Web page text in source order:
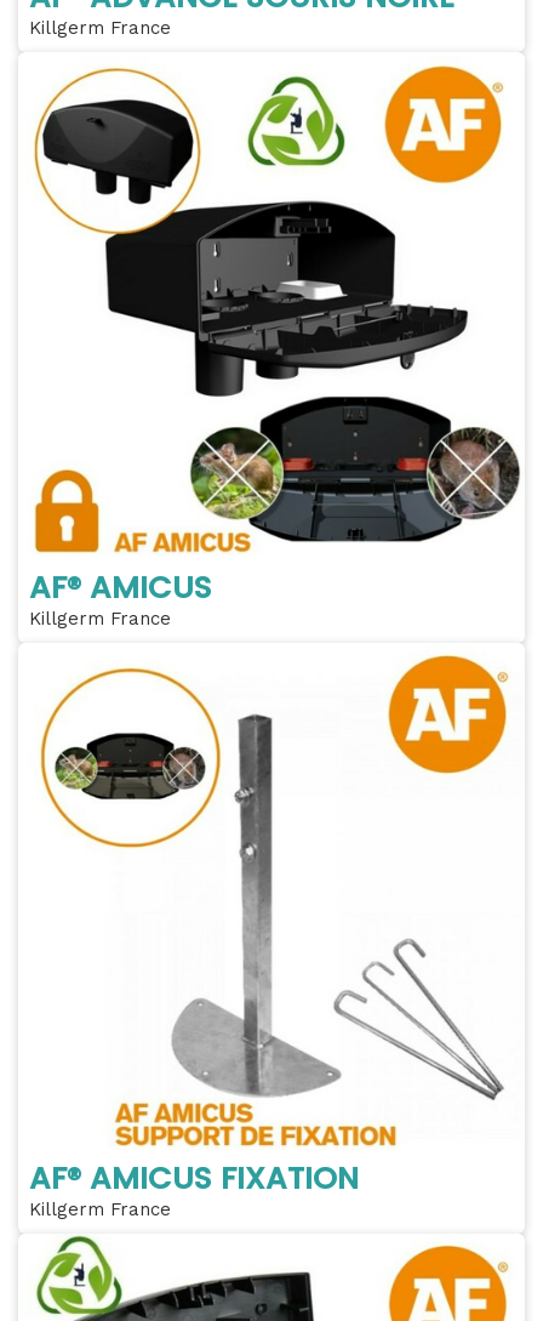
Killgerm France
AF® AMICUS
Killgerm France
AF® AMICUS FIXATION
Killgerm France